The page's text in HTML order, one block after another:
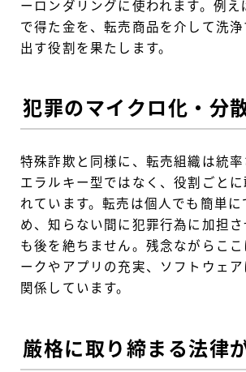
ーロンダリングに使われます。例え
で得た金を、転売商品を介して洗
出す役割を果たします。
犯罪のマイクロ化・分
特殊詐欺と同様に、転売組織は統
エラルキー型ではなく、役割ごとに
れています。転売は個人でも簡単に
め、知らない間に犯罪行為に加担さ
も後を絶ちません。残念ながらこ
ークやアプリの充実、ソフトウェ
関係しています。
厳格に取り締まる法律